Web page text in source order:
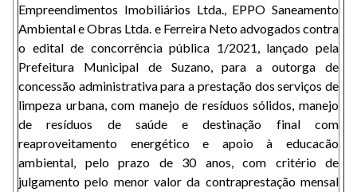
Empreendimentos Imobiliários Ltda., EPPO Saneamento
Ambiental e Obras Ltda. e Ferreira Neto advogados contra
o edital de concorrência pública 1/2021, lançado pela
Prefeitura Municipal de Suzano, para a outorga de
concessão administrativa para a prestação dos serviços de
limpeza urbana, com manejo de resíduos sólidos, manejo
de resíduos de saúde e destinação final com
reaproveitamento energético e apoio à educacão
ambiental, pelo prazo de 30 anos, com critério de
julgamento pelo menor valor da contraprestação mensal